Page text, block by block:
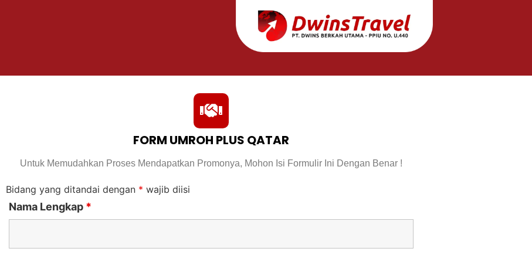
FORM UMROH PLUS QATAR
Untuk Memudahkan Proses Mendapatkan Promonya, Mohon Isi Formulir Ini Dengan Benar !
Bidang yang ditandai dengan * wajib diisi
Nama Lengkap *